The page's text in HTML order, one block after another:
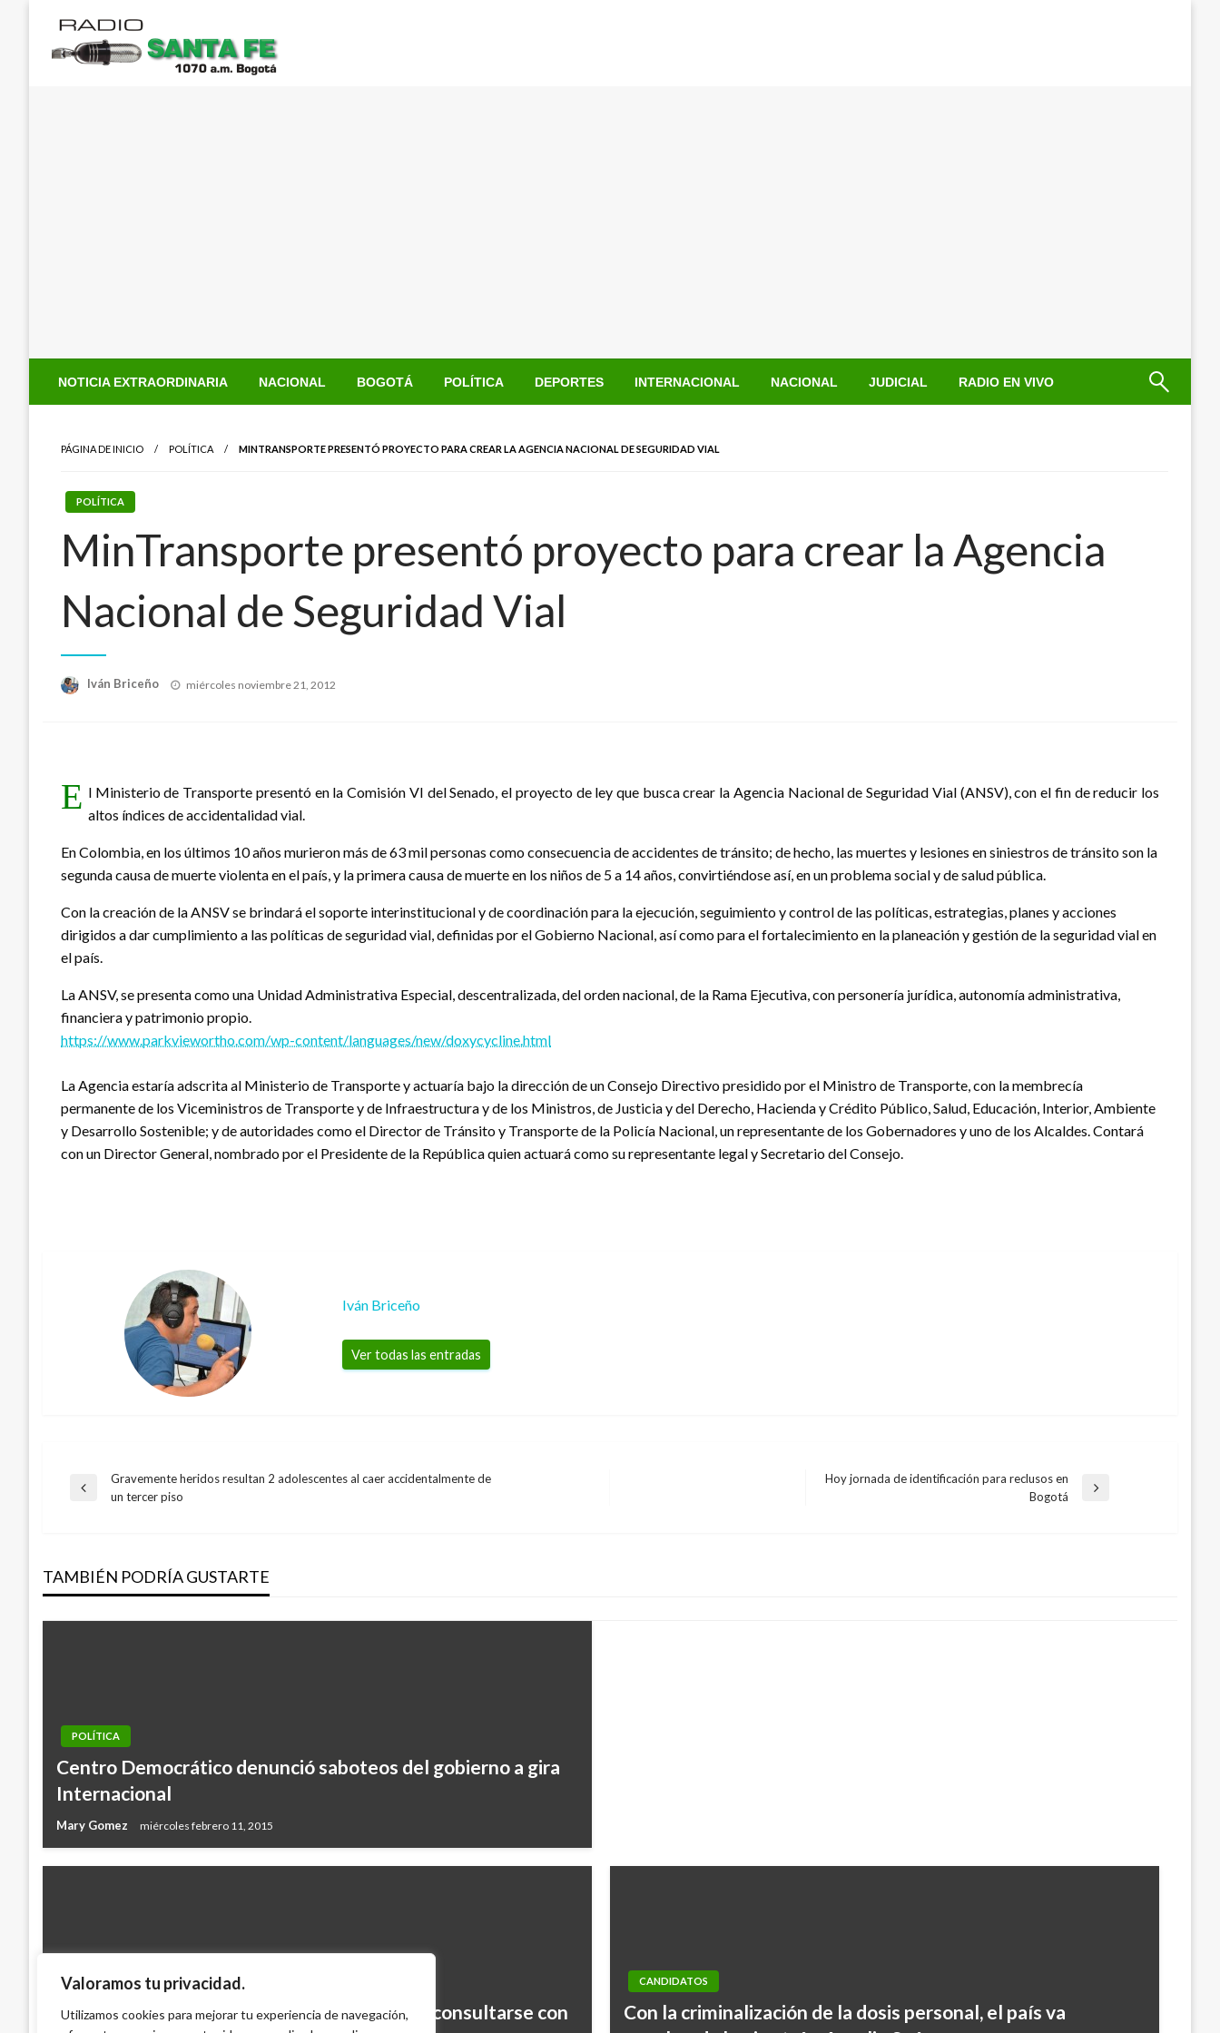
Valoramos tu privacidad.
Utilizamos cookies para mejorar tu experiencia de navegación,
contenido
NOTICIA EXTRAORDINARIA NACIONAL BOGOTÁ POLÍTICA DEPORTES INTERNACIONAL NACIONAL JUDICIAL RADIO EN VIVO
PÁGINA DE INICIO POLÍTICA MINTRANSPORTE PRESENTÓ PROYECTO PARA CREAR LA AGENCIA NACIONAL DE SEGURIDAD VIAL
POLÍTICA
MinTransporte presentó proyecto para crear la Agencia
Nacional de Seguridad Vial
Iván Briceño
Publicado
miércoles noviembre 21, 2012
E l Ministerio de Transporte presentó en la Comisión VI del Senado, el proyecto de ley que busca crear la Agencia Nacional de Seguridad Vial (ANSV), con el fin de reducir los
altos índices de accidentalidad vial.
En Colombia, en los últimos 10 años murieron más de 63 mil personas como consecuencia de accidentes de tránsito; de hecho, las muertes y lesiones en siniestros de tránsito son la
segunda causa de muerte violenta en el país, y la primera causa de muerte en los niños de 5 a 14 años, convirtiéndose así, en un problema social y de salud pública.
Con la creación de la ANSV se brindará el soporte interinstitucional y de coordinación para la ejecución, seguimiento y control de las políticas, estrategias, planes y acciones
dirigidos a dar cumplimiento a las políticas de seguridad vial, definidas por el Gobierno Nacional, así como para el fortalecimiento en la planeación y gestión de la seguridad vial en
el país.
La ANSV, se presenta como una Unidad Administrativa Especial, descentralizada, del orden nacional, de la Rama Ejecutiva, con personería jurídica, autonomía administrativa,
financiera y patrimonio propio.
https://www.parkviewortho.com/wp-content/languages/new/doxycycline.html
La Agencia estaría adscrita al Ministerio de Transporte y actuaría bajo la dirección de un Consejo Directivo presidido por el Ministro de Transporte, con la membrecía
permanente de los Viceministros de Transporte y de Infraestructura y de los Ministros, de Justicia y del Derecho, Hacienda y Crédito Público, Salud, Educación, Interior, Ambiente
y Desarrollo Sostenible; y de autoridades como el Director de Tránsito y Transporte de la Policía Nacional, un representante de los Gobernadores y uno de los Alcaldes. Contará
con un Director General, nombrado por el Presidente de la República quien actuará como su representante legal y Secretario del Consejo.
Iván Briceño
Ver todas las entradas
Navegación
entradas
Entrada
Gravemente heridos resultan 2 adolescentes al caer accidentalmente de
un tercer piso
Hoy jornada de identificación para reclusos en
Bogotá
TAMBIÉN PODRÍA GUSTARTE
POLÍTICA
Centro Democrático denunció saboteos del gobierno a gira
Internacional
Mary Gomez miércoles febrero 11, 2015
POLÍTICA
Decisión sobre reforma a la educación debe consultarse con
CANDIDATOS
Con la criminalización de la dosis personal, el país va